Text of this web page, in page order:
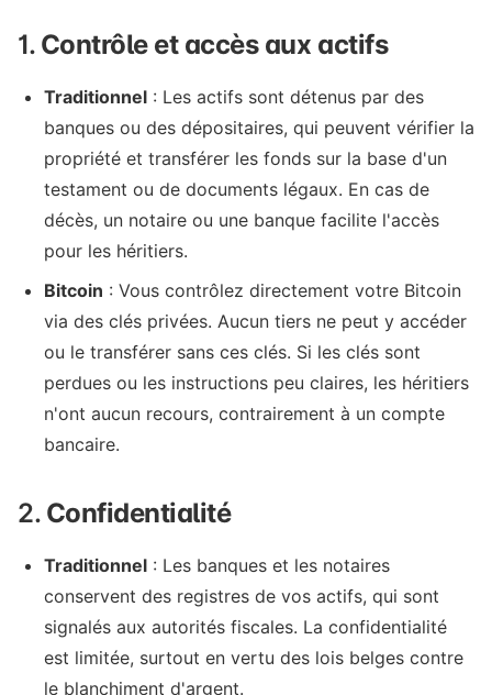
1. Contrôle et accès aux actifs
Traditionnel : Les actifs sont détenus par des
banques ou des dépositaires, qui peuvent vérifier la
propriété et transférer les fonds sur la base d'un
testament ou de documents légaux. En cas de
décès, un notaire ou une banque facilite l'accès
pour les héritiers.
Bitcoin : Vous contrôlez directement votre Bitcoin
via des clés privées. Aucun tiers ne peut y accéder
ou le transférer sans ces clés. Si les clés sont
perdues ou les instructions peu claires, les héritiers
n'ont aucun recours, contrairement à un compte
bancaire.
2. Confidentialité
Traditionnel : Les banques et les notaires
conservent des registres de vos actifs, qui sont
signalés aux autorités fiscales. La confidentialité
est limitée, surtout en vertu des lois belges contre
le blanchiment d'argent.